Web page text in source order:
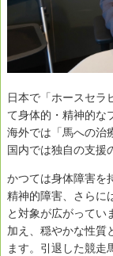
日本で「ホースセラ
て身体的・精神的な
海外では「馬への治
国内では独自の支援
かつては身体障害を
精神的障害、さらに
と対象が広がってい
加え、穏やかな性質
ます。引退した競走